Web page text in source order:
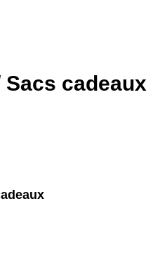
Sacs cadeaux